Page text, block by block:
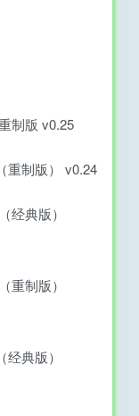
制版 v0.25
重制版） v0.24
经典版）
重制版）
典版）